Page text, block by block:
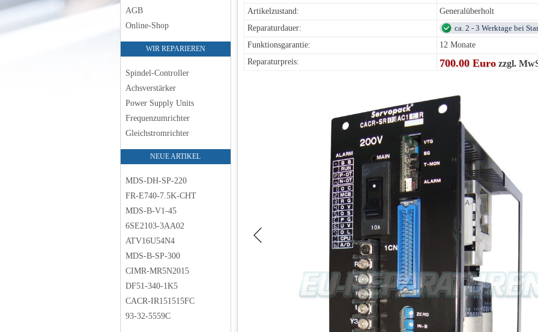
AGB
Online-Shop
WIR REPARIEREN
Spindel-Controller
Achsverstärker
Power Supply Units
Frequenzumrichter
Gleichstromrichter
NEUE ARTIKEL
MDS-DH-SP-220
FR-E740-7.5K-CHT
MDS-B-V1-45
6SE2103-3AA02
ATV16U54N4
MDS-B-SP-300
CIMR-MR5N2015
DF51-340-1K5
CACR-IR151515FC
93-32-5559C
Artikelzustand:
Generalüberholt
Reparaturdauer:
ca. 2 - 3 Werktage bei
Funktionsgarantie:
12 Monate
Reparaturpreis:
700.00 Eurozzgl.